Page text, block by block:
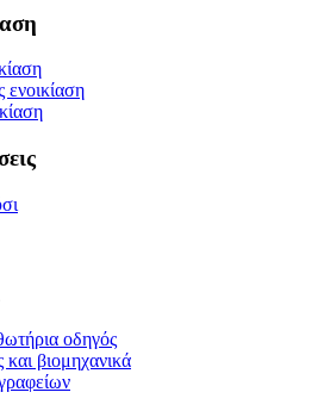
ενοικίαση
οδηγός
βιομηχανικά